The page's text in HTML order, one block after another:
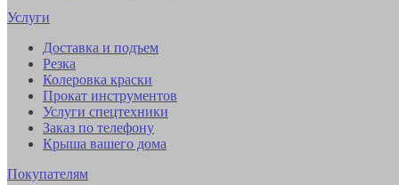
Услуги
Доставка и подъем
Резка
Колеровка краски
Прокат инструментов
Услуги спецтехники
Заказ по телефону
Крыша вашего дома
Покупателям